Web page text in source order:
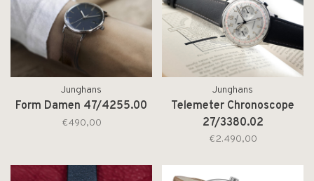
Junghans
Form Damen 47/4255.00
€490,00
Junghans
Telemeter Chronoscope
27/3380.02
€2.490,00